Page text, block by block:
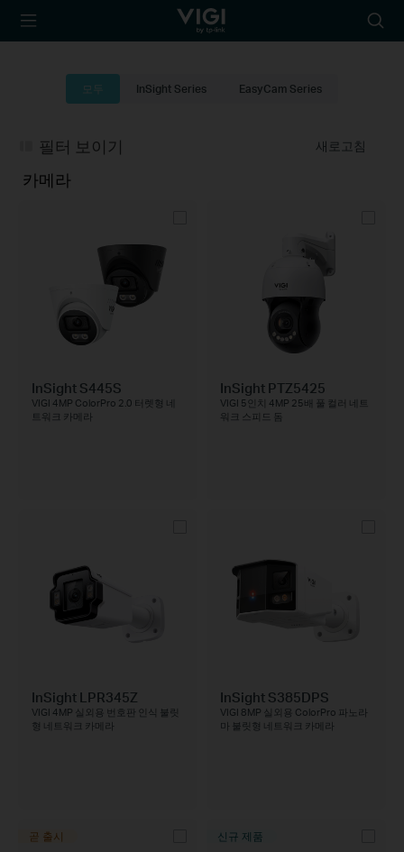
TP-Link, Reliably
아
이
모두 InSight Series EasyCam Series
새로고침
필터 보이기
카메라
InSight S445S
VIGI 4MP ColorPro 2.0 터렛형 네
트워크 카메라
InSight PTZ5425
VIGI 5인치 4MP 25배 풀 컬러 네트
워크 스피드 돔
InSight LPR345Z
VIGI 4MP 실외용 번호판 인식 불릿
형 네트워크 카메라
InSight S385DPS
VIGI 8MP 실외용 ColorPro 파노라
마 불릿형 네트워크 카메라
곧 출시 신규 제품